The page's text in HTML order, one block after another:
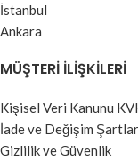
İstanbul
Ankara
MÜŞTERI İLIŞKILERI
Kişisel Veri Kanunu
İade ve Değişim
Gizlilik ve Güvenlik